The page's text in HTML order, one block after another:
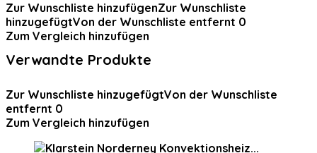
Zur Wunschliste hinzufügenZur Wunschliste
hinzugefügtVon der Wunschliste entfernt 0
Zum Vergleich hinzufügen
Verwandte Produkte
Zur Wunschliste hinzugefügtVon der Wunschliste
entfernt 0
Zum Vergleich hinzufügen